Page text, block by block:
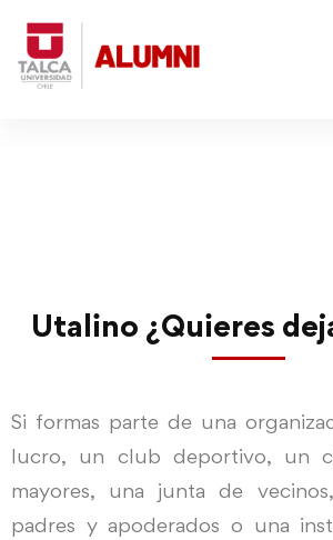
Utalino ¿Quieres
Si formas parte de una
lucro, un club deportivo, un
mayores, una junta de
padres y apoderados o una